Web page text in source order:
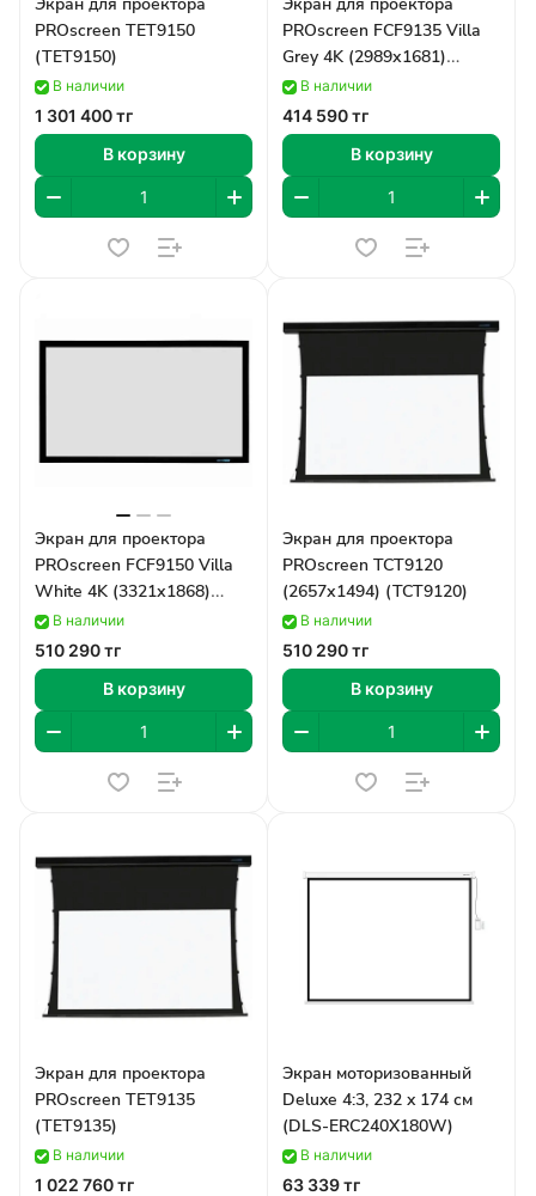
PROscreen TET9150
(TET9150)
В наличии
1 301 400 тг
В корзину
PROscreen FCF9135 Villa
Grey 4K (2989х1681)
(FCF9135/G)
В наличии
414 590 тг
В корзину
Экран для проектора
PROscreen FCF9150 Villa
White 4K (3321х1868)
(FCF9150)
В наличии
510 290 тг
В корзину
Экран для проектора
PROscreen TCT9120
(2657х1494) (TCT9120)
В наличии
510 290 тг
В корзину
Экран для проектора
PROscreen TET9135
(TET9135)
В наличии
1 022 760 тг
Экран моторизованный
Deluxe 4:3, 232 x 174 см
(DLS-ERC240X180W)
В наличии
63 339 тг